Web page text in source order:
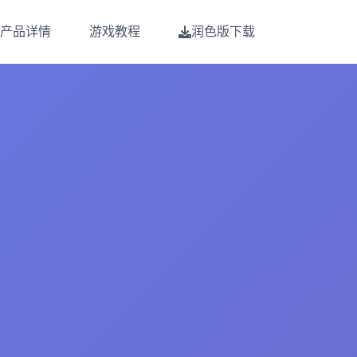
产品详情 游戏教程 润色版下载